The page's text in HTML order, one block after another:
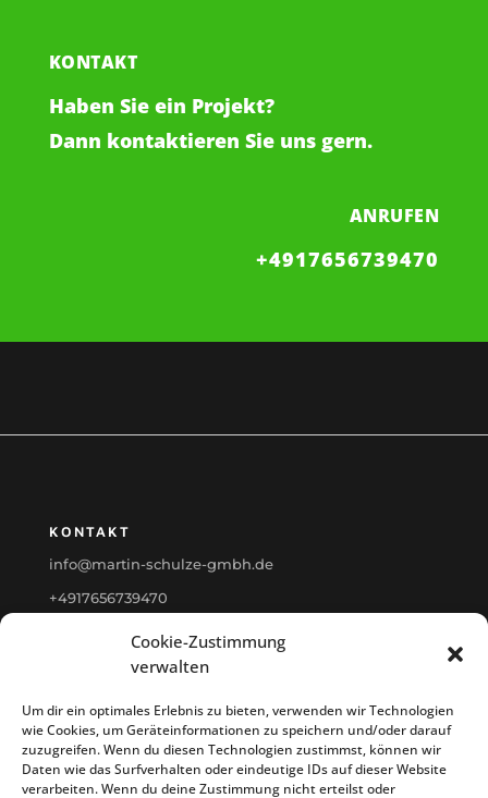
Cookie-Zustimmung
verwalten
Um dir ein optimales Erlebnis zu bieten, verwenden wir Technologien
wie Cookies, um Geräteinformationen zu speichern und/oder darauf
zuzugreifen. Wenn du diesen Technologien zustimmst, können wir
Daten wie das Surfverhalten oder eindeutige IDs auf dieser Website
verarbeiten. Wenn du deine Zustimmung nicht erteilst oder
KONTAKT
Haben Sie ein Projekt?
Dann kontaktieren Sie uns gern.
ANRUFEN
+4917656739470
KONTAKT
info@martin-schulze-gmbh.de
+4917656739470
Startseite
Service
Kontakt